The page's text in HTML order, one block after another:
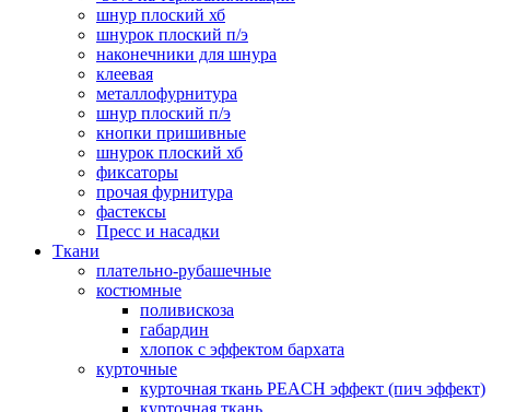
шнур плоский хб
шнурок плоский п/э
наконечники для шнура
клеевая
металлофурнитура
шнур плоский п/э
кнопки пришивные
шнурок плоский хб
фиксаторы
прочая фурнитура
фастексы
Пресс и насадки
Ткани
плательно-рубашечные
костюмные
поливискоза
габардин
хлопок с эффектом бархата
курточные
курточная ткань PEACH эффект (пич эффект)